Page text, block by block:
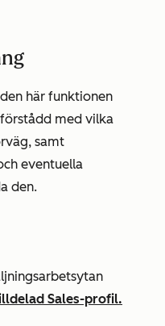
här funktionen
med vilka
samt
eventuella
den.
Sales-profil.